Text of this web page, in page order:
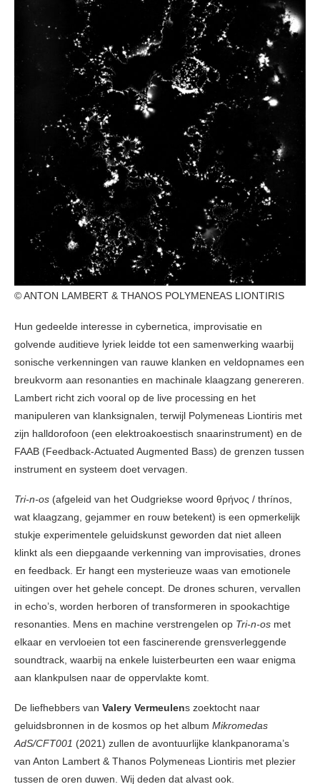
© ANTON LAMBERT & THANOS POLYMENEAS LIONTIRIS
Hun gedeelde interesse in cybernetica, improvisatie en
golvende auditieve lyriek leidde tot een samenwerking waarbij
sonische verkenningen van rauwe klanken en veldopnames een
breukvorm aan resonanties en machinale klaagzang genereren.
Lambert richt zich vooral op de live processing en het
manipuleren van klanksignalen, terwijl Polymeneas Liontiris met
zijn halldorofoon (een elektroakoestisch snaarinstrument) en de
FAAB (Feedback-Actuated Augmented Bass) de grenzen tussen
instrument en systeem doet vervagen.
Tri-n-os (afgeleid van het Oudgriekse woord θρήνος / thrínos,
wat klaagzang, gejammer en rouw betekent) is een opmerkelijk
stukje experimentele geluidskunst geworden dat niet alleen
klinkt als een diepgaande verkenning van improvisaties, drones
en feedback. Er hangt een mysterieuze waas van emotionele
uitingen over het gehele concept. De drones schuren, vervallen
in echo’s, worden herboren of transformeren in spookachtige
resonanties. Mens en machine verstrengelen op Tri-n-os met
elkaar en vervloeien tot een fascinerende grensverleggende
soundtrack, waarbij na enkele luisterbeurten een waar enigma
aan klankpulsen naar de oppervlakte komt.
De liefhebbers van Valery Vermeulens zoektocht naar
geluidsbronnen in de kosmos op het album Mikromedas
AdS/CFT001 (2021) zullen de avontuurlijke klankpanorama’s
van Anton Lambert & Thanos Polymeneas Liontiris met plezier
tussen de oren duwen. Wij deden dat alvast ook.